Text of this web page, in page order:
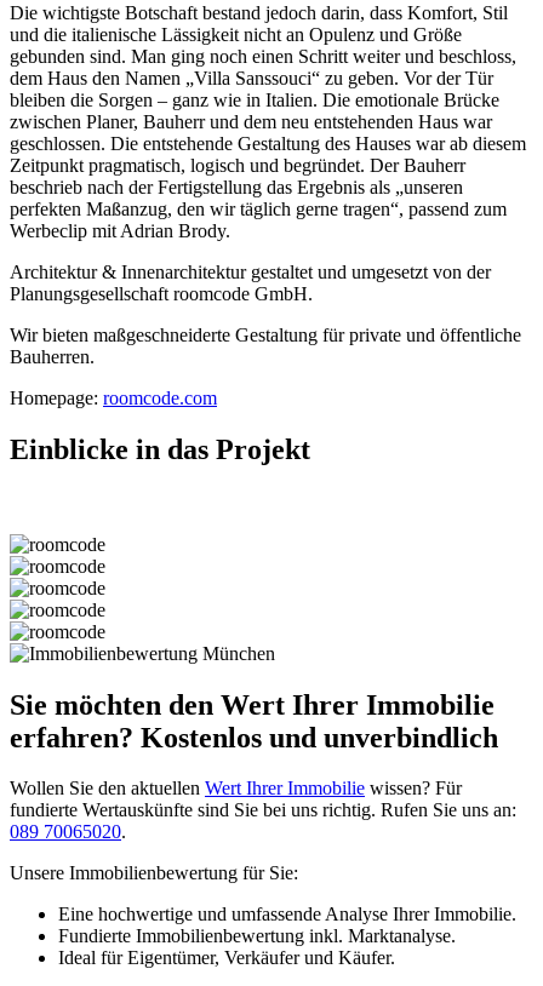
Die wichtigste Botschaft bestand jedoch darin, dass Komfort, Stil
und die italienische Lässigkeit nicht an Opulenz und Größe
gebunden sind. Man ging noch einen Schritt weiter und beschloss,
dem Haus den Namen „Villa Sanssouci“ zu geben. Vor der Tür
bleiben die Sorgen – ganz wie in Italien. Die emotionale Brücke
zwischen Planer, Bauherr und dem neu entstehenden Haus war
geschlossen. Die entstehende Gestaltung des Hauses war ab diesem
Zeitpunkt pragmatisch, logisch und begründet. Der Bauherr
beschrieb nach der Fertigstellung das Ergebnis als „unseren
perfekten Maßanzug, den wir täglich gerne tragen“, passend zum
Werbeclip mit Adrian Brody.
Architektur & Innenarchitektur gestaltet und umgesetzt von der
Planungsgesellschaft roomcode GmbH.
Wir bieten maßgeschneiderte Gestaltung für private und öffentliche
Bauherren.
Homepage: roomcode.com
Einblicke in das Projekt
Sie möchten den Wert Ihrer Immobilie
erfahren? Kostenlos und unverbindlich
Wollen Sie den aktuellen Wert Ihrer Immobilie wissen? Für
fundierte Wertauskünfte sind Sie bei uns richtig. Rufen Sie uns an:
089 70065020.
Unsere Immobilienbewertung für Sie:
Eine hochwertige und umfassende Analyse Ihrer Immobilie.
Fundierte Immobilienbewertung inkl. Marktanalyse.
Ideal für Eigentümer, Verkäufer und Käufer.